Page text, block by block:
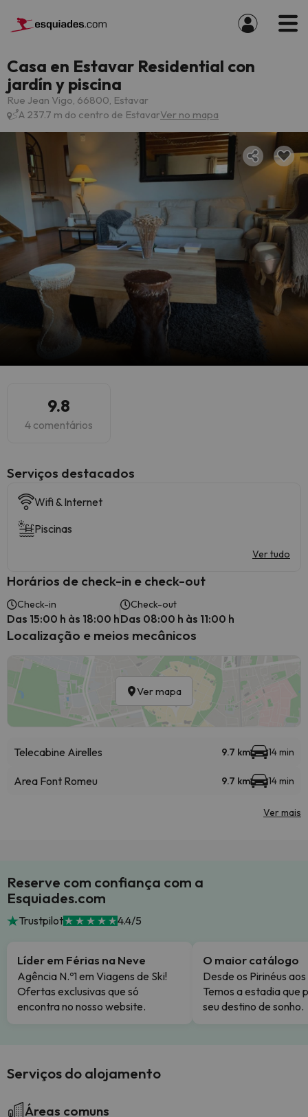
Casa en Estavar Residential con
jardín y piscina
Rue Jean Vigo, 66800, Estavar
A 237.7 m do centro de EstavarVer no mapa
9.8
4 comentários
Serviços destacados
Wifi & Internet
Piscinas
Ver tudo
Horários de check-in e check-out
Check-in
Das 15:00 h às 18:00 h
Check-out
Das 08:00 h às 11:00 h
Localização e meios mecânicos
Ver mapa
Telecabine Airelles 9.7 km 14 min
Area Font Romeu 9.7 km 14 min
Ver mais
Reserve com confiança com a
Esquiades.com
Trustpilot 4.4/5
Líder em Férias na Neve
Agência N.º1 em Viagens de Ski!
Ofertas exclusivas que só
encontra no nosso website.
O maior catálogo
Desde os Pirinéus
Temos a estadia que
seu destino de sonho.
Serviços do alojamento
Áreas comuns